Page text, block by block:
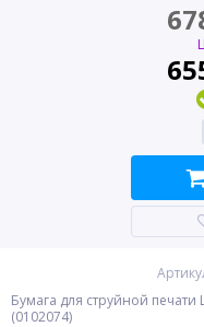
Бумага для струйной печати
(0102074)